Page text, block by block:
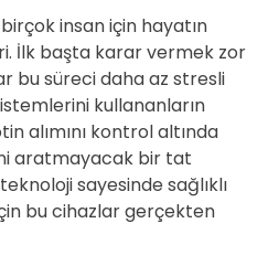
insan için hayatın
İlk başta karar vermek zor
bu süreci daha az stresli
kullananların
alımını kontrol altında
aratmayacak bir tat
sayesinde sağlıklı
bu cihazlar gerçekten